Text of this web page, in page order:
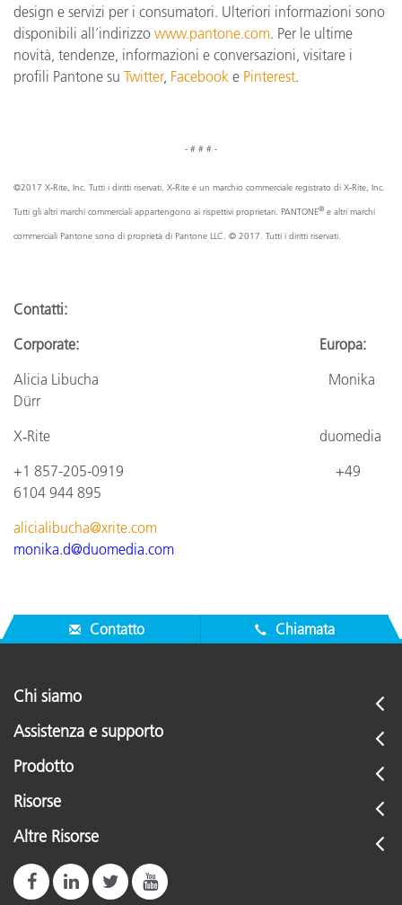
design e servizi per i consumatori. Ulteriori informazioni sono
disponibili all’indirizzo www.pantone.com. Per le ultime
novità, tendenze, informazioni e conversazioni, visitare i
profili Pantone su Twitter, Facebook e Pinterest.
- # # # -
©2017 X‑Rite, Inc. Tutti i diritti riservati. X‑Rite è un marchio commerciale registrato di X‑Rite, Inc.
Tutti gli altri marchi commerciali appartengono ai rispettivi proprietari. PANTONE® e altri marchi
commerciali Pantone sono di proprietà di Pantone LLC. © 2017. Tutti i diritti riservati.
Contatti:
Corporate: Europa:
Alicia Libucha Monika
Dürr
X‑Rite duomedia
+1 857-205-0919 +49
6104 944 895
alicialibucha@xrite.com
monika.d@duomedia.com
Contatto Chiamata
Chi siamo
Assistenza e supporto
Prodotto
Risorse
Altre Risorse